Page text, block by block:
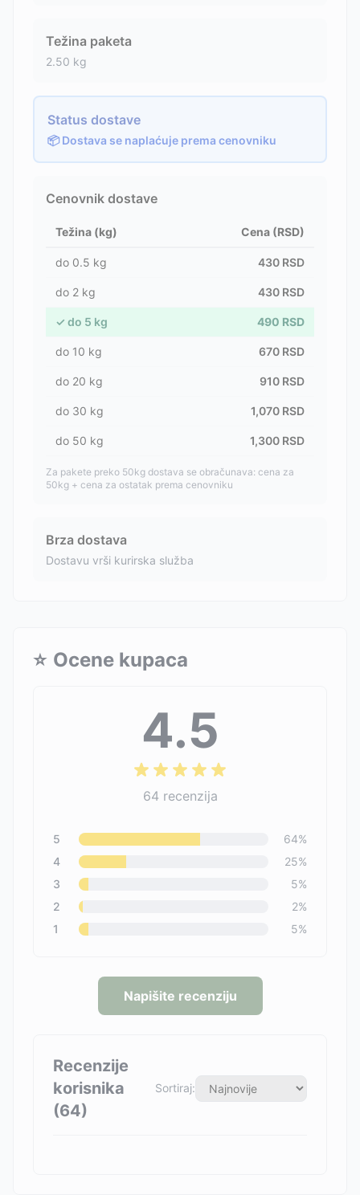
Težina paketa
2.50 kg
Status dostave
📦 Dostava se naplaćuje prema cenovniku
Cenovnik dostave
Težina (kg) Cena (RSD)
do 0.5 kg 430 RSD
do 2 kg 430 RSD
✓ do 5 kg 490 RSD
do 10 kg 670 RSD
do 20 kg 910 RSD
do 30 kg 1,070 RSD
do 50 kg 1,300 RSD
Za pakete preko 50kg dostava se obračunava: cena za
50kg + cena za ostatak prema cenovniku
Brza dostava
Dostavu vrši kurirska služba
⭐ Ocene kupaca
4.5
64 recenzija
5 64%
4
25%
3
5%
2
2%
1
5%
Napišite recenziju
Recenzije
korisnika
(64)
Sortiraj: